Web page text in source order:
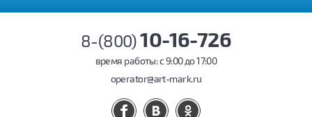
8-(800)10-16-726
время работы: c 9:00 до 17:00
operator@art-mark.ru